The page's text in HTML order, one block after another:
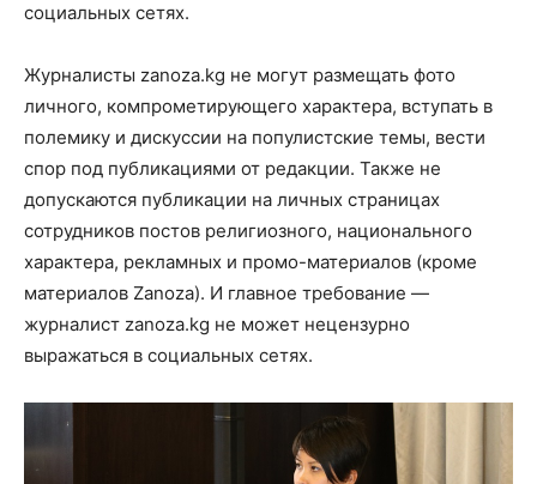
социальных сетях.
Журналисты zanoza.kg не могут размещать фото
личного, компрометирующего характера, вступать в
полемику и дискуссии на популистские темы, вести
спор под публикациями от редакции. Также не
допускаются публикации на личных страницах
сотрудников постов религиозного, национального
характера, рекламных и промо-материалов (кроме
материалов Zanoza). И главное требование —
журналист zanoza.kg не может нецензурно
выражаться в социальных сетях.